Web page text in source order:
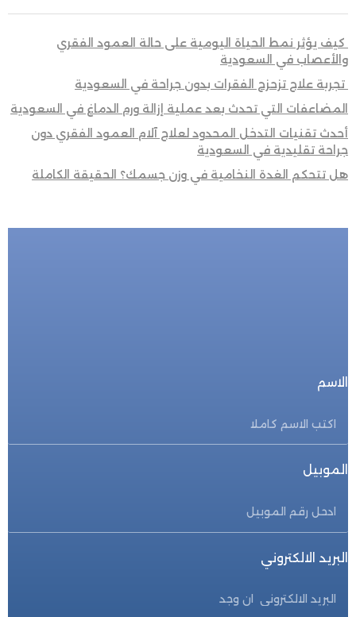
كيف يؤثر نمط الحياة اليومية على حالة العمود الفقري
والأعصاب في السعودية
تجربة علاج تزحزح الفقرات بدون جراحة في السعودية
المضاعفات التي تحدث بعد عملية إزالة ورم الدماغ في السعودية
أحدث تقنيات التدخل المحدود لعلاج آلام العمود الفقري دون
جراحة تقليدية في السعودية
هل تتحكم الغدة النخامية في وزن جسمك؟ الحقيقة الكاملة
الاسم
الموبيل
البريد الالكتروني